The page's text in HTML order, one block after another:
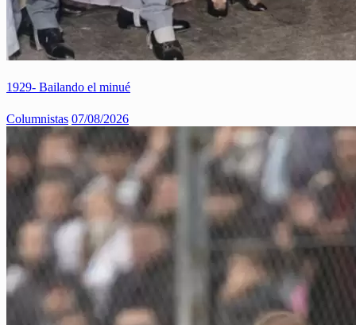
1929- Bailando el minué
Columnistas 07/08/2026